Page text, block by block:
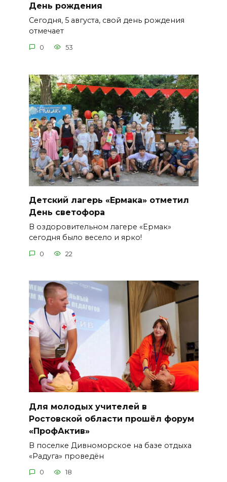
День рождения
Сегодня, 5 августа, свой день рождения
отмечает
0 53
Детский лагерь «Ермака» отметил
День светофора
В оздоровительном лагере «Ермак»
сегодня было весело и ярко!
0 22
Для молодых учителей в
Ростовской области прошёл форум
«ПрофАктив»
В поселке Дивноморское на базе отдыха
«Радуга» проведён
0 18